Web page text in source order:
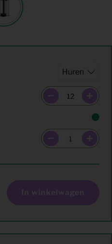
In winkelwagen